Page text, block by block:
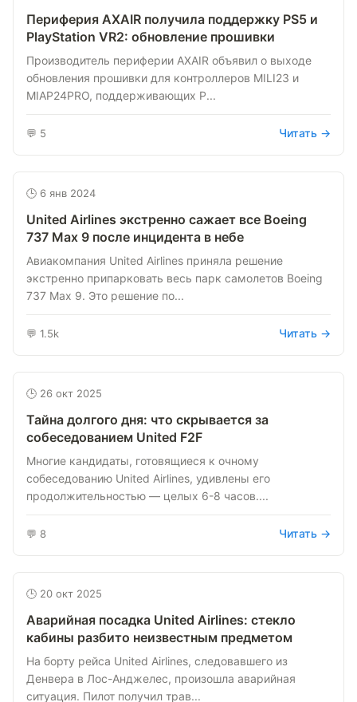
Периферия AXAIR получила поддержку PS5 и
PlayStation VR2: обновление прошивки
Производитель периферии AXAIR объявил о выходе
обновления прошивки для контроллеров MILI23 и
MIAP24PRO, поддерживающих P...
💬 5 Читать →
🕒 6 янв 2024
United Airlines экстренно сажает все Boeing
737 Max 9 после инцидента в небе
Авиакомпания United Airlines приняла решение
экстренно припарковать весь парк самолетов Boeing
737 Max 9. Это решение по...
💬 1.5k Читать →
🕒 26 окт 2025
Тайна долгого дня: что скрывается за
собеседованием United F2F
Многие кандидаты, готовящиеся к очному
собеседованию United Airlines, удивлены его
продолжительностью — целых 6-8 часов....
💬 8 Читать →
🕒 20 окт 2025
Аварийная посадка United Airlines: стекло
кабины разбито неизвестным предметом
На борту рейса United Airlines, следовавшего из
Денвера в Лос-Анджелес, произошла аварийная
ситуация. Пилот получил трав...